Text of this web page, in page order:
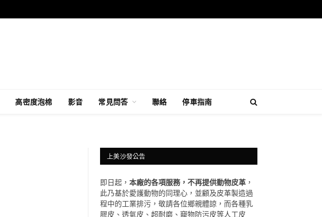
高密度泡棉 影音 常見問答 聯絡 停車指南
上美沙發公告
即日起， 本廠的各項服務，不再提供動物皮革 ，
此乃基於愛護動物的同理心，並顧及皮革製造過
程中的工業排污，敬請各位鄉親體諒，而各種乳
膠皮、透氣皮、超耐磨、竉物防污皮等人工皮